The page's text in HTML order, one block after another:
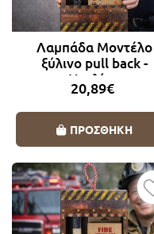
Λαμπάδα Μοντέλο
ξύλινο pull back -
Νταλίκα
20,89€
ΠΡΟΣΘΗΚΗ